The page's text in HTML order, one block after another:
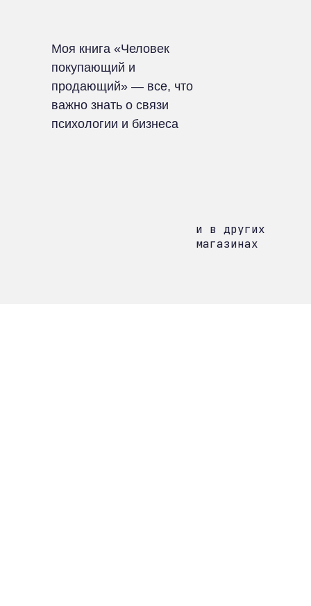
Моя книга «Человек
покупающий и
продающий» — все, что
важно знать о связи
психологии и бизнеса
и в других
магазинах